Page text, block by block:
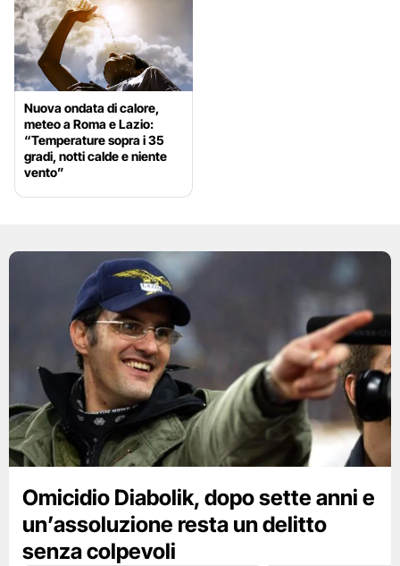
Nuova ondata di calore,
meteo a Roma e Lazio:
“Temperature sopra i 35
gradi, notti calde e niente
vento”
Omicidio Diabolik, dopo sette anni e
un’assoluzione resta un delitto
senza colpevoli